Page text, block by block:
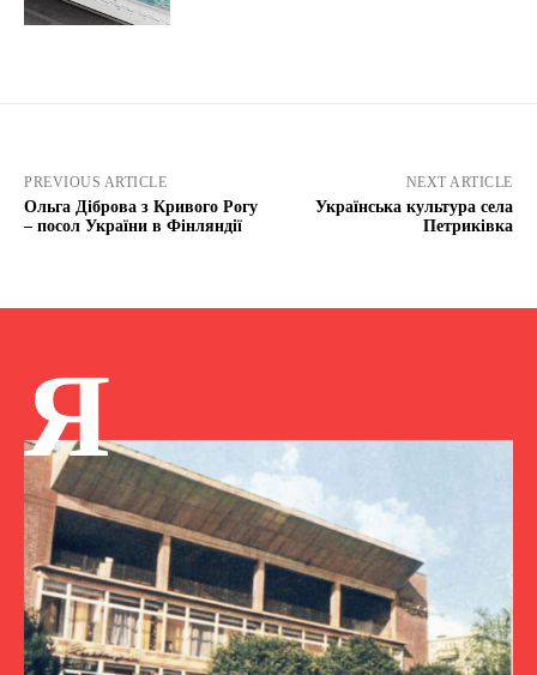
PREVIOUS ARTICLE
Ольга Діброва з Кривого Рогу
– посол України в Фінляндії
NEXT ARTICLE
Українська культура села
Петриківка
Я